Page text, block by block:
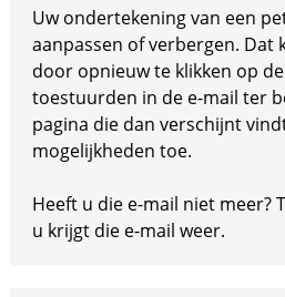
Uw ondertekening van een
aanpassen of verbergen. Dat
door opnieuw te klikken op
toestuurden in de e-mail ter
pagina die dan verschijnt
mogelijkheden toe.
Heeft u die e-mail niet meer?
u krijgt die e-mail weer.